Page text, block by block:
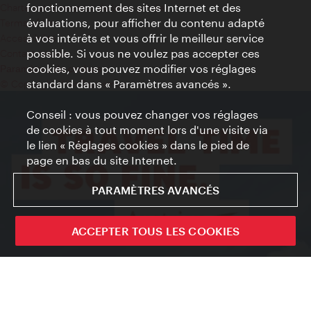
Charte sur le respect de la vie privée
Terms of Use
Accessibilité
Contact presse
Paramètres de cookies
© Copyright WienTourismus
fonctionnement des sites Internet et des
évaluations, pour afficher du contenu adapté
à vos intérêts et vous offrir le meilleur service
possible. Si vous ne voulez pas accepter ces
cookies, vous pouvez modifier vos réglages
standard dans « Paramètres avancés ».
Conseil : vous pouvez changer vos réglages
de cookies à tout moment lors d'une visite via
le lien « Réglages cookies » dans le pied de
page en bas du site Internet.
PARAMÈTRES AVANCÉS
ACCEPTER TOUS LES COOKIES